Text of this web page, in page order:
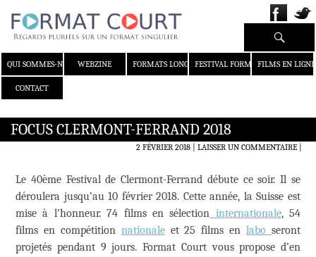
QUI SOMMES-NOUS ?WEBZINE FORMATS LONGS FESTIVAL FORMAT COURT
FILMS EN LIGNE
CONTACT
Recherche
FOCUS CLERMONT-FERRAND 2018
2 FÉVRIER 2018 LAISSER UN COMMENTAIRE|
Le 40ème Festival de Clermont-Ferrand débute ce soir. Il se
déroulera jusqu’au 10 février 2018. Cette année, la Suisse est
mise à l’honneur. 74 films en sélection internationale, 54
films en compétition nationaleet 25 films enlaboseront
projetés pendant 9 jours. Format Court vous propose d’en